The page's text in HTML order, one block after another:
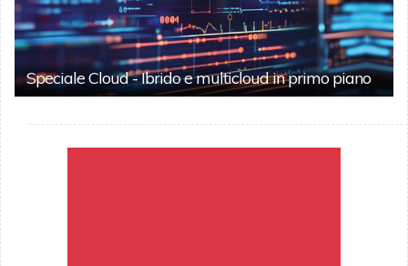
Speciale Cloud - Ibrido e multicloud in primo piano